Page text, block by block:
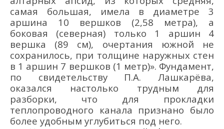
самая большая, имела в диаметре 3
аршина 10 вершков (2,58 метра), а
боковая (северная) только 1 аршин 4
вершка (89 см), очертания южной не
сохранилось, при толщине наружных стен
в 1 аршин 7 вершков (1 метр)». Фундамент,
по свидетельству П.А. Лашкарёва,
оказался настолько трудным для
разборки, что для прокладки
теплопроводного канала признано было
более удобным углубиться под него.